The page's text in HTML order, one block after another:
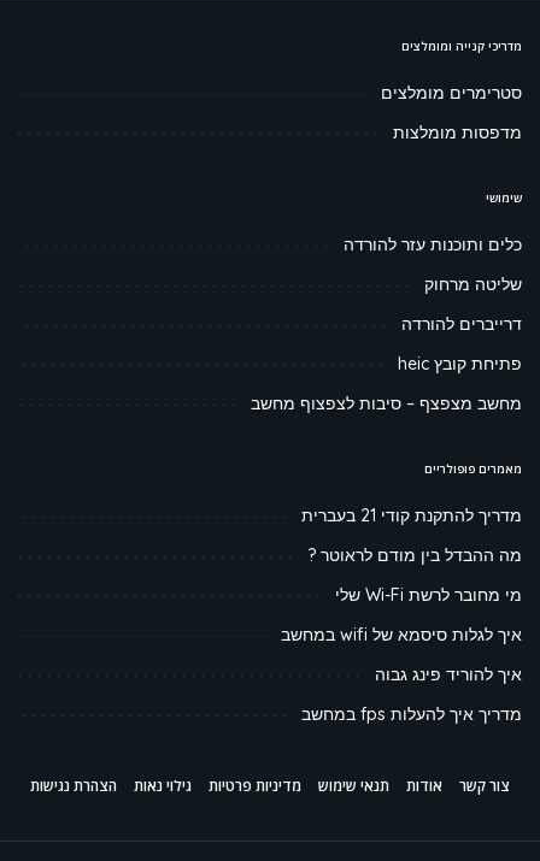
מדריכי קנייה ומומלצים
סטרימרים מומלצים
מדפסות מומלצות
שימושי
כלים ותוכנות עזר להורדה
שליטה מרחוק
דרייברים להורדה
פתיחת קובץ heic
מחשב מצפצף – סיבות לצפצוף מחשב
מאמרים פופולריים
מדריך להתקנת קודי 21 בעברית
מה ההבדל בין מודם לראוטר ?
מי מחובר לרשת Wi-Fi שלי
איך לגלות סיסמא של wifi במחשב
איך להוריד פינג גבוה
מדריך איך להעלות fps במחשב
צור קשר אודות תנאי שימוש מדיניות פרטיות גילוי נאות הצהרת נגישות